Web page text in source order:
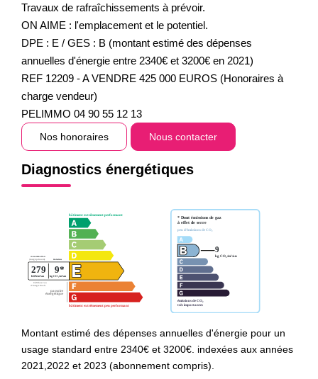
Travaux de rafraîchissements à prévoir.
ON AIME : l'emplacement et le potentiel.
DPE : E / GES : B (montant estimé des dépenses
annuelles d'énergie entre 2340€ et 3200€ en 2021)
REF 12209 - A VENDRE 425 000 EUROS (Honoraires à
charge vendeur)
PELIMMO 04 90 55 12 13
Nos honoraires Nous contacter
Diagnostics énergétiques
Montant estimé des dépenses annuelles d'énergie pour un
usage standard entre 2340€ et 3200€. indexées aux années
2021,2022 et 2023 (abonnement compris).